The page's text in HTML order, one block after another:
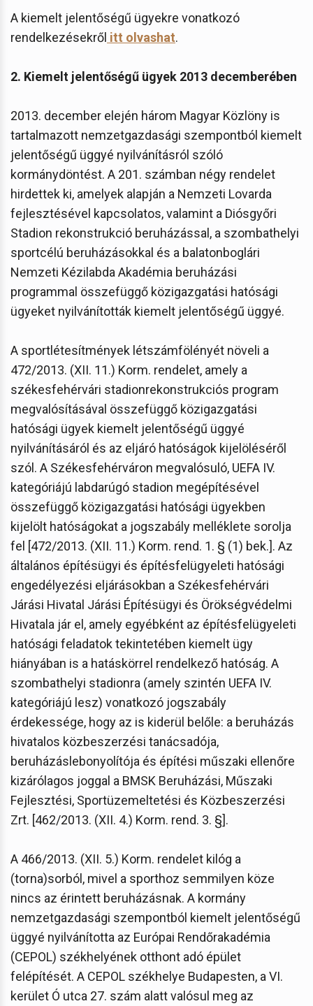
A kiemelt jelentőségű ügyekre vonatkozó
rendelkezésekről itt olvashat.
2. Kiemelt jelentőségű ügyek 2013 decemberében
2013. december elején három Magyar Közlöny is
tartalmazott nemzetgazdasági szempontból kiemelt
jelentőségű üggyé nyilvánításról szóló
kormánydöntést. A 201. számban négy rendelet
hirdettek ki, amelyek alapján a Nemzeti Lovarda
fejlesztésével kapcsolatos, valamint a Diósgyőri
Stadion rekonstrukció beruházással, a szombathelyi
sportcélú beruházásokkal és a balatonboglári
Nemzeti Kézilabda Akadémia beruházási
programmal összefüggő közigazgatási hatósági
ügyeket nyilvánították kiemelt jelentőségű üggyé.
A sportlétesítmények létszámfölényét növeli a
472/2013. (XII. 11.) Korm. rendelet, amely a
székesfehérvári stadionrekonstrukciós program
megvalósításával összefüggő közigazgatási
hatósági ügyek kiemelt jelentőségű üggyé
nyilvánításáról és az eljáró hatóságok kijelöléséről
szól. A Székesfehérváron megvalósuló, UEFA IV.
kategóriájú labdarúgó stadion megépítésével
összefüggő közigazgatási hatósági ügyekben
kijelölt hatóságokat a jogszabály melléklete sorolja
fel [472/2013. (XII. 11.) Korm. rend. 1. § (1) bek.]. Az
általános építésügyi és építésfelügyeleti hatósági
engedélyezési eljárásokban a Székesfehérvári
Járási Hivatal Járási Építésügyi és Örökségvédelmi
Hivatala jár el, amely egyébként az építésfelügyeleti
hatósági feladatok tekintetében kiemelt ügy
hiányában is a hatáskörrel rendelkező hatóság. A
szombathelyi stadionra (amely szintén UEFA IV.
kategóriájú lesz) vonatkozó jogszabály
érdekessége, hogy az is kiderül belőle: a beruházás
hivatalos közbeszerzési tanácsadója,
beruházáslebonyolítója és építési műszaki ellenőre
kizárólagos joggal a BMSK Beruházási, Műszaki
Fejlesztési, Sportüzemeltetési és Közbeszerzési
Zrt. [462/2013. (XII. 4.) Korm. rend. 3. §].
A 466/2013. (XII. 5.) Korm. rendelet kilóg a
(torna)sorból, mivel a sporthoz semmilyen köze
nincs az érintett beruházásnak. A kormány
nemzetgazdasági szempontból kiemelt jelentőségű
üggyé nyilvánította az Európai Rendőrakadémia
(CEPOL) székhelyének otthont adó épület
felépítését. A CEPOL székhelye Budapesten, a VI.
kerület Ó utca 27. szám alatt valósul meg az